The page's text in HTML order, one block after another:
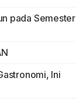
pada Semester
Ini